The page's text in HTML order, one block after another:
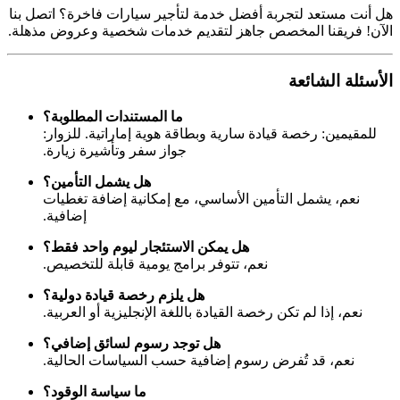
هل أنت مستعد لتجربة أفضل خدمة لتأجير سيارات فاخرة؟ اتصل بنا
الآن! فريقنا المخصص جاهز لتقديم خدمات شخصية وعروض مذهلة.
الأسئلة الشائعة
ما المستندات المطلوبة؟
للمقيمين: رخصة قيادة سارية وبطاقة هوية إماراتية. للزوار:
جواز سفر وتأشيرة زيارة.
هل يشمل التأمين؟
نعم، يشمل التأمين الأساسي، مع إمكانية إضافة تغطيات
إضافية.
هل يمكن الاستئجار ليوم واحد فقط؟
نعم، تتوفر برامج يومية قابلة للتخصيص.
هل يلزم رخصة قيادة دولية؟
نعم، إذا لم تكن رخصة القيادة باللغة الإنجليزية أو العربية.
هل توجد رسوم لسائق إضافي؟
نعم، قد تُفرض رسوم إضافية حسب السياسات الحالية.
ما سياسة الوقود؟